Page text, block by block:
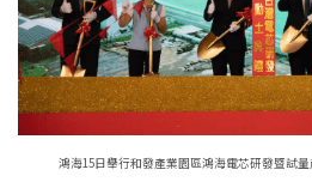
鴻海15日舉行和發產業園區鴻海電芯研發暨試